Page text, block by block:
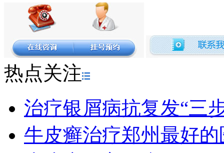
热点关注
治疗银屑病抗复发“三
牛皮癣治疗郑州最好的